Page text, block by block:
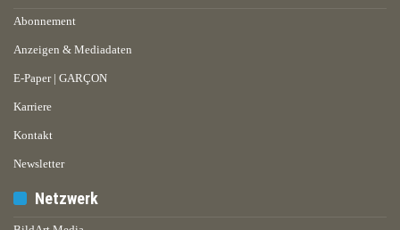
Abonnement
Anzeigen & Mediadaten
E-Paper | GARÇON
Karriere
Kontakt
Newsletter
Netzwerk